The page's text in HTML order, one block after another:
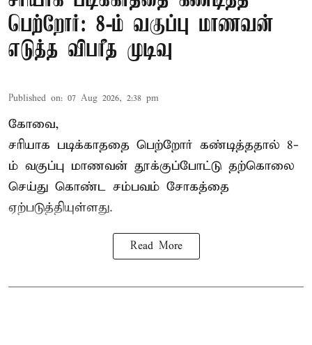
பெற்றோர்: 8-ம் வகுப்பு மாணவன்
எடுத்த விபரீத முடிவு
Published on: 07 Aug 2026, 2:38 pm
கோவை,
சரியாக படிக்காததை பெற்றோர் கண்டித்ததால் 8-
ம் வகுப்பு மாணவன் தூக்குப்போட்டு தற்கொலை
செய்து கொண்ட சம்பவம் சோகத்தை
ஏற்படுத்தியுள்ளது.
Read More